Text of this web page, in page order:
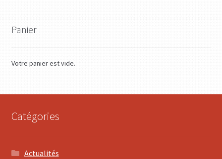
Panier
Votre panier est vide.
Catégories
Actualités